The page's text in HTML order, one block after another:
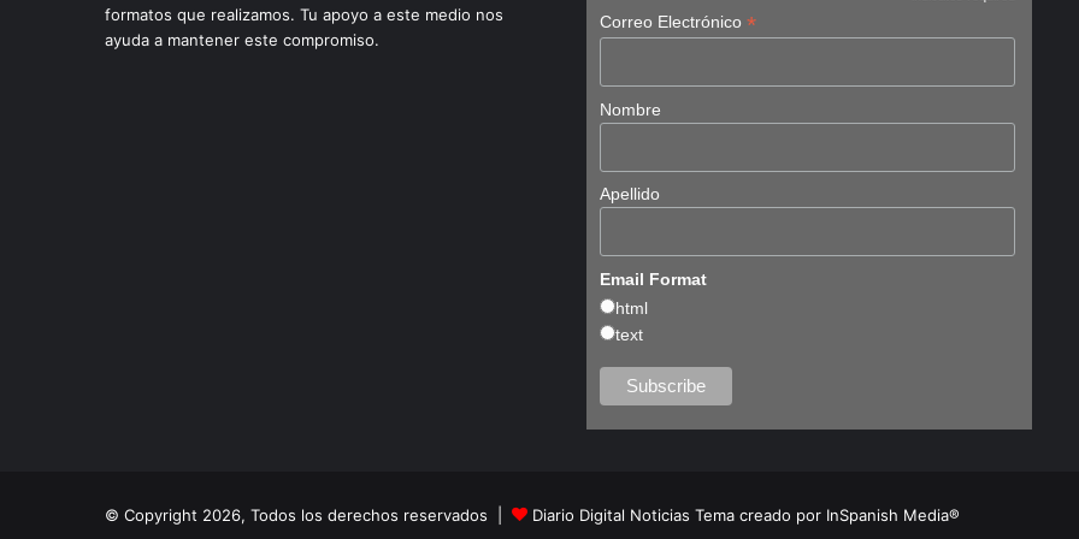
formatos que realizamos. Tu apoyo a este medio nos
ayuda a mantener este compromiso.
Correo Electrónico*
Nombre
Apellido
Email Format
html
text
© Copyright 2026, Todos los derechos reservados | Diario Digital Noticias Tema creado por InSpanish Media®